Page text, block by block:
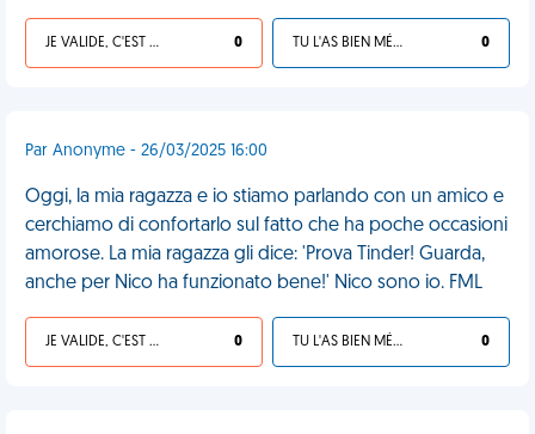
JE VALIDE, C'EST UNE VDM 0 TU L'AS BIEN MÉRITÉ 0
Par Anonyme - 26/03/2025 16:00
Oggi, la mia ragazza e io stiamo parlando con un amico e
cerchiamo di confortarlo sul fatto che ha poche occasioni
amorose. La mia ragazza gli dice: 'Prova Tinder! Guarda,
anche per Nico ha funzionato bene!' Nico sono io. FML
JE VALIDE, C'EST UNE VDM 0 TU L'AS BIEN MÉRITÉ 0